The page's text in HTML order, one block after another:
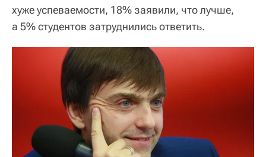
хуже успеваемости, 18% заявили, что лучше,
а 5% студентов затруднились ответить.